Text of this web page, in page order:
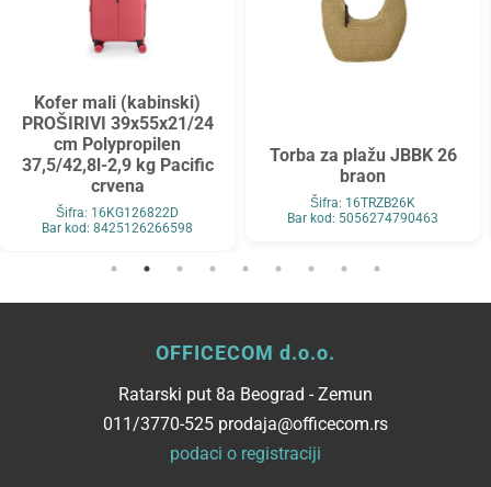
Kofer mali (kabinski)
PROŠIRIVI 39x55x21/24
cm Polypropilen
37,5/42,8l-2,9 kg Pacific
crvena
Šifra: 16KG126822D
Bar kod: 8425126266598
Torba za plažu JBBK 26
braon
Šifra: 16TRZB26K
Bar kod: 5056274790463
OFFICECOM d.o.o.
Ratarski put 8a Beograd - Zemun
011/3770-525 prodaja@officecom.rs
podaci o registraciji